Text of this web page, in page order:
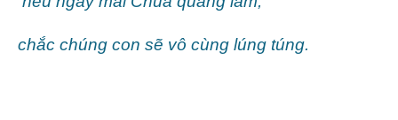
chắc chúng con sẽ vô cùng lúng túng.